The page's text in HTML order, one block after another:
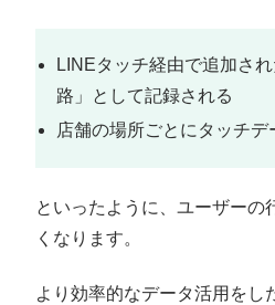
LINEタッチ経由で追加さ
路」として記録される
店舗の場所ごとにタッチデ
といったように、ユーザーの
くなります。
より効率的なデータ活用をし